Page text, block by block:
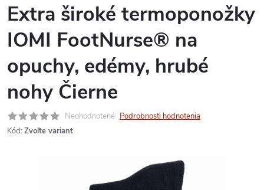
Extra široké termoponožky
IOMI FootNurse® na
opuchy, edémy, hrubé
nohy Čierne
Neohodnotené Podrobnosti hodnotenia
Kód: Zvoľte variant